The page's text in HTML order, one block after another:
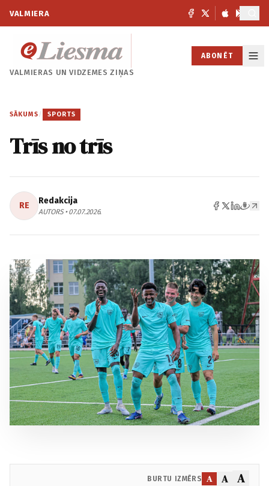
VALMIERA
VALMIERAS UNVIDZEMES ZIŅAS
ABONĒT
SĀKUMS / SPORTS
Trīs no trīs
RE Redakcija
AUTORS • 07.07.2026.
BURTU IZMĒRS A A A